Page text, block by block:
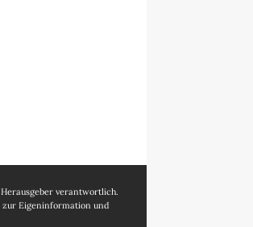
verantwortlich.
zur Eigeninformation und